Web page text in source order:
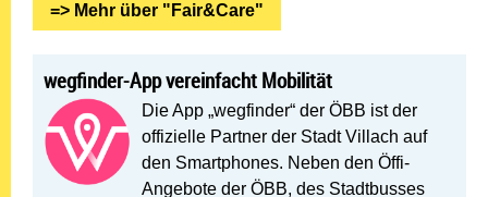
=> Mehr über "Fair&Care"
wegfinder-App vereinfacht Mobilität
Die App „wegfinder“ der ÖBB ist der
offizielle Partner der Stadt Villach auf
den Smartphones. Neben den Öffi-
Angebote der ÖBB, des Stadtbusses